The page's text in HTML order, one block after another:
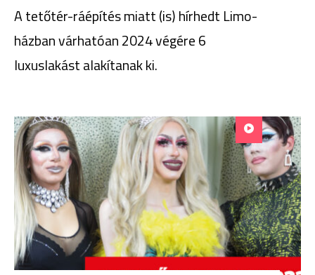
A tetőtér-ráépítés miatt (is) hírhedt Limo-
házban várhatóan 2024 végére 6
luxuslakást alakítanak ki.